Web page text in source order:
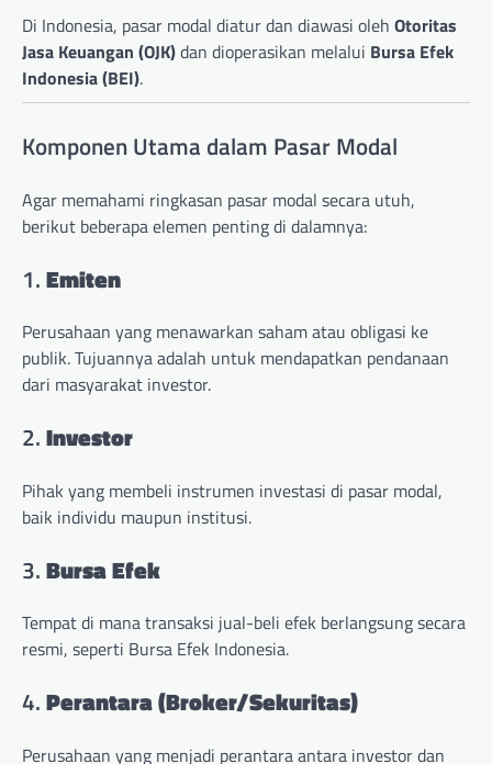
Di Indonesia, pasar modal diatur dan diawasi oleh Otoritas
Jasa Keuangan (OJK)dan dioperasikan melalui Bursa Efek
Indonesia (BEI).
Komponen Utama dalam Pasar Modal
Agar memahami ringkasan pasar modal secara utuh,
berikut beberapa elemen penting di dalamnya:
1.Emiten
Perusahaan yang menawarkan saham atau obligasi ke
publik. Tujuannya adalah untuk mendapatkan pendanaan
dari masyarakat investor.
2.Investor
Pihak yang membeli instrumen investasi di pasar modal,
baik individu maupun institusi.
3.Bursa Efek
Tempat di mana transaksi jual-beli efek berlangsung secara
resmi, seperti Bursa Efek Indonesia.
4.Perantara (Broker/Sekuritas)
Perusahaan yang menjadi perantara antara investor dan